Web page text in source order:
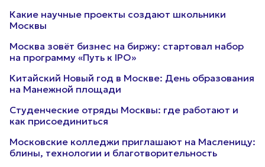
Какие научные проекты создают школьники
Москвы
Москва зовёт бизнес на биржу: стартовал набор
на программу «Путь к IPO»
Китайский Новый год в Москве: День образования
на Манежной площади
Студенческие отряды Москвы: где работают и
как присоединиться
Московские колледжи приглашают на Масленицу:
блины, технологии и благотворительность